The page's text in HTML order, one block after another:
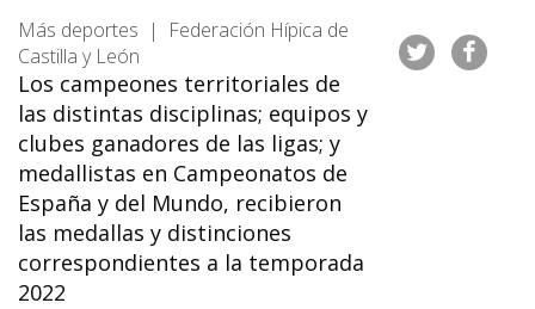
Más deportes | Federación Hípica de
Castilla y León
Los campeones territoriales de
las distintas disciplinas; equipos y
clubes ganadores de las ligas; y
medallistas en Campeonatos de
España y del Mundo, recibieron
las medallas y distinciones
correspondientes a la temporada
2022